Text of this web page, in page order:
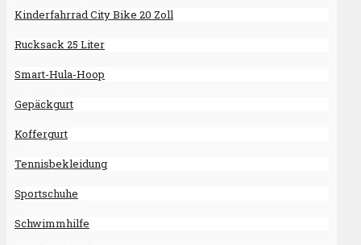
Kinderfahrrad City Bike 20 Zoll
Rucksack 25 Liter
Smart-Hula-Hoop
Gepäckgurt
Koffergurt
Tennisbekleidung
Sportschuhe
Schwimmhilfe